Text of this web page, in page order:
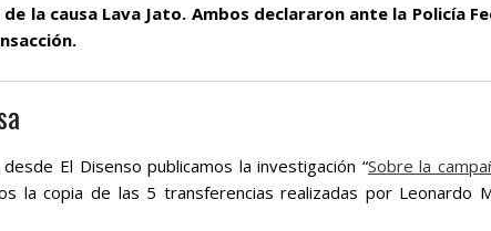
la causa Lava Jato. Ambos declararon ante la Policía
El Disenso publicamos la investigación “Sobre la
la copia de las 5 transferencias realizadas por Leonardo